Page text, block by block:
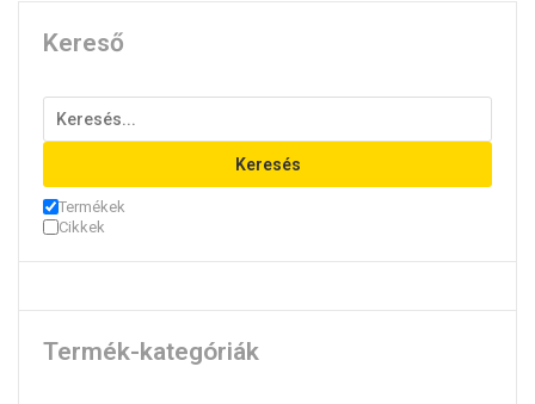
Kereső
Keresés
Termékek
Cikkek
Termék-kategóriák